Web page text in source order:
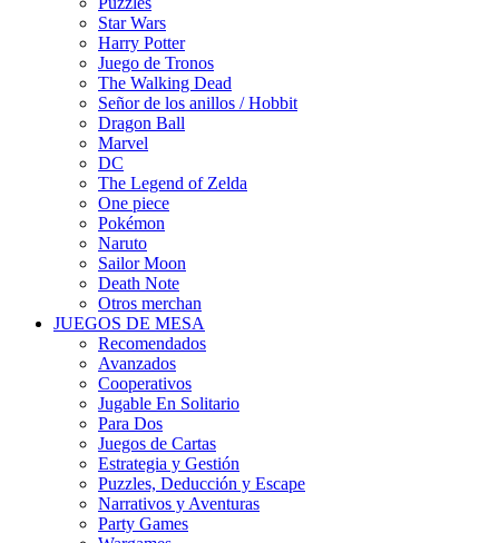
Star Wars
Harry Potter
Juego de Tronos
The Walking Dead
Señor de los anillos / Hobbit
Dragon Ball
Marvel
DC
The Legend of Zelda
One piece
Pokémon
Naruto
Sailor Moon
Death Note
Otros merchan
JUEGOS DE MESA
Recomendados
Avanzados
Cooperativos
Jugable En Solitario
Para Dos
Juegos de Cartas
Estrategia y Gestión
Puzzles, Deducción y Escape
Narrativos y Aventuras
Party Games